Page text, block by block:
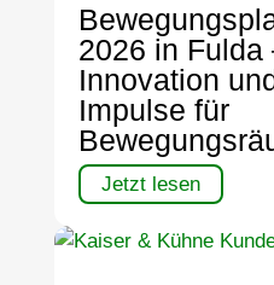
2026 in Fulda
Innovation
Impulse für
Jetzt lesen